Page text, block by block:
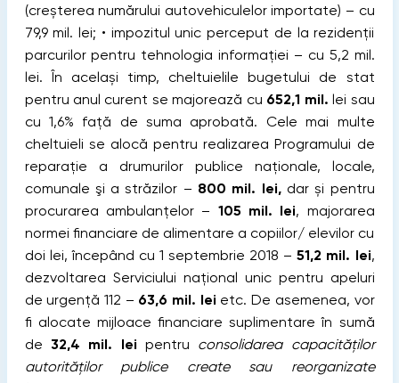
(creșterea numărului autovehiculelor importate) – cu
79,9 mil. lei; • impozitul unic perceput de la rezidenții
parcurilor pentru tehnologia informației – cu 5,2 mil.
lei. În același timp, cheltuielile bugetului de stat
pentru anul curent se majorează cu 652,1 mil. lei sau
cu 1,6% față de suma aprobată. Cele mai multe
cheltuieli se alocă pentru realizarea Programului de
reparație a drumurilor publice naţionale, locale,
comunale şi a străzilor – 800 mil. lei,dar și pentru
procurarea ambulanțelor – 105 mil. lei, majorarea
normei financiare de alimentare a copiilor/ elevilor cu
doi lei, începând cu 1 septembrie 2018 –51,2 mil. lei,
dezvoltarea Serviciului național unic pentru apeluri
de urgență 112 – 63,6 mil. lei etc. De asemenea, vor
fi alocate mijloace financiare suplimentare în sumă
de 32,4 mil. lei pentru consolidarea capacităților
autorităților publice create sau reorganizate